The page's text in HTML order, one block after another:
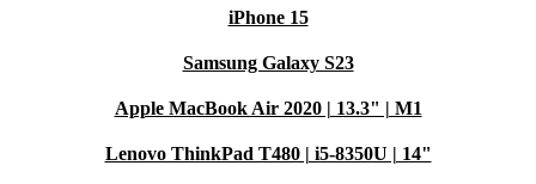
iPhone 15
Samsung Galaxy S23
Apple MacBook Air 2020 | 13.3" | M1
Lenovo ThinkPad T480 | i5-8350U | 14"